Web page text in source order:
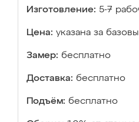
Изготовление: 5-7
Цена: указана за
Замер: бесплатно
Доставка: бесплатно
Подъём: бесплатно